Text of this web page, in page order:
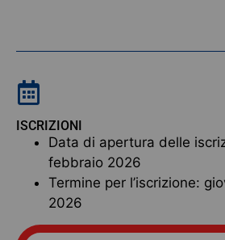
ISCRIZIONI
Data di apertura delle
febbraio 2026
Termine per l’iscrizione:
2026